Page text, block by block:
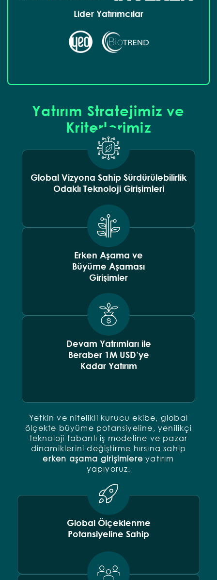
Lider Yatırımcılar
Yatırım Stratejimiz ve
Kriterlerimiz
Global Vizyona Sahip Sürdürülebilirlik
Odaklı Teknoloji Girişimleri
Erken Aşama ve
Büyüme Aşaması
Girişimler
Devam Yatrımları ile
Beraber 1M USD’ye
Kadar Yatırım
Yetkin ve nitelikli kurucu ekibe, global
ölçekte büyüme potansiyeline, yenilikçi
teknoloji tabanlı iş modeline ve pazar
dinamiklerini değiştirme hırsına sahip
erken aşama girişimlere yatırım
yapıyoruz.
Global Ölçeklenme
Potansiyeline Sahip